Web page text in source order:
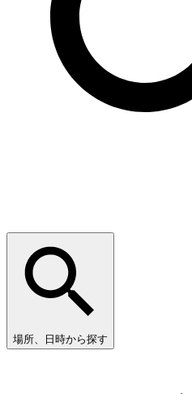
場所、日時から探す